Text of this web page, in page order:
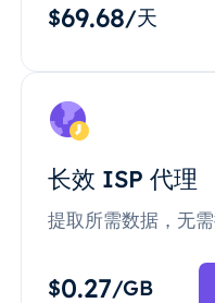
$69.68/天
长效 ISP 代理
提取所需数据，无需
$0.27/GB